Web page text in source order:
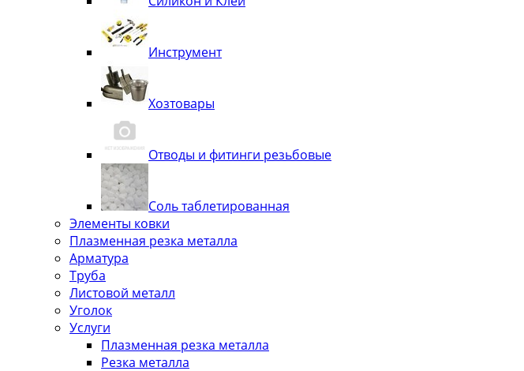
Инструмент
Хозтовары
Отводы и фитинги резьбовые
Соль таблетированная
Элементы ковки
Плазменная резка металла
Арматура
Труба
Листовой металл
Уголок
Услуги
Плазменная резка металла
Резка металла